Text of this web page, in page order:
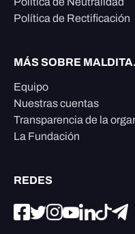
Política de Rectificación
MÁS SOBRE
Equipo
Nuestras cuentas
Transparencia de la
La Fundación
REDES